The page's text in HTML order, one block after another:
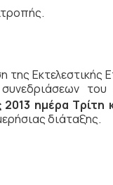
της
του
ημέρα Τρίτη
διάταξης.